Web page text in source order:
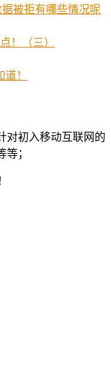
被拒有哪些情况呢
！（三）
！
对初入移动互联网的
；